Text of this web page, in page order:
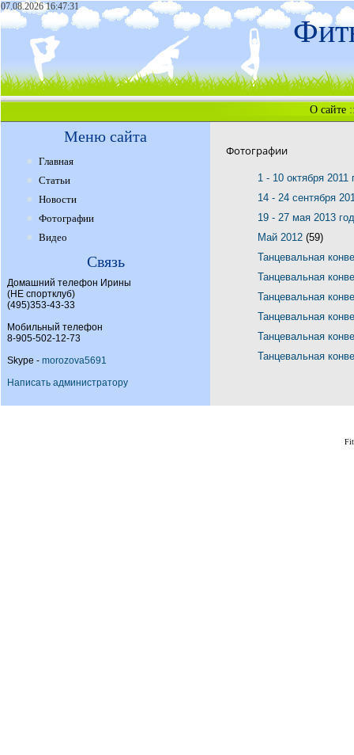
07.08.2026 16:47:31
О сайте
Меню сайта
Главная
Статьи
Новости
Фотографии
Видео
Связь
Домашний телефон Ирины
(НЕ спортклуб)
(495)353-43-33
Мобильный телефон
8-905-502-12-73
Skype - morozova5691
Написать администратору
Фотографии
1 - 10 октября 2011
14 - 24 сентября
19 - 27 мая 2013
Май 2012 (59)
Танцевальная
Танцевальная
Танцевальная
Танцевальная
Танцевальная
Танцевальная